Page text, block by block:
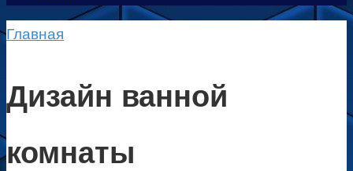
Главная
Дизайн ванной
комнаты